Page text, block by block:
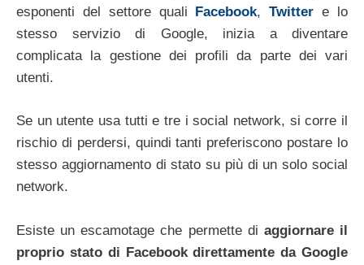
esponenti del settore quali Facebook,Twitter e lo
stesso servizio di Google, inizia a diventare
complicata la gestione dei profili da parte dei vari
utenti.
Se un utente usa tutti e tre i social network, si corre il
rischio di perdersi, quindi tanti preferiscono postare lo
stesso aggiornamento di stato su più di un solo social
network.
Esiste un escamotage che permette di aggiornare il
proprio stato di Facebook direttamente da Google